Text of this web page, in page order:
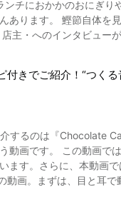
るまで水に浸します。 そして
ご覧いただけます。蒸
寝かし、ようやく赤大
タンパク質が含まれて
より、さらに栄養価がアップしたの
本人の中でも好き嫌
きな人の中には、赤大豆納豆や青大豆
。ぜひとも一度、味わ
あります。 鰹節自体を
主・へのインタビュー
食に限らず、乳幼児の
分美味しくなるのが
する状態できちんと保
なっています。 また、伊
の鰹節の歴史は古く、
きでご紹介！“つくる
するのは『Chocolate
凍フルーツかき氷（れ
す。さらに、本動画
目と耳で動画を楽しんでみ